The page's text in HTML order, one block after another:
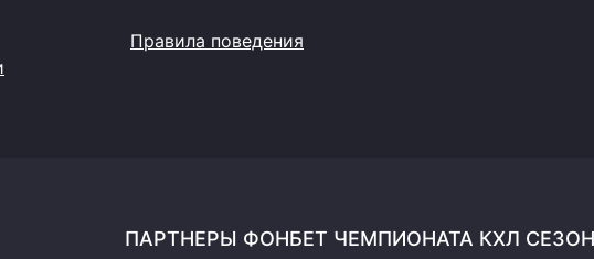
Правила поведения
ПАРТНЕРЫ ФОНБЕТ ЧЕМПИОНАТА КХЛ